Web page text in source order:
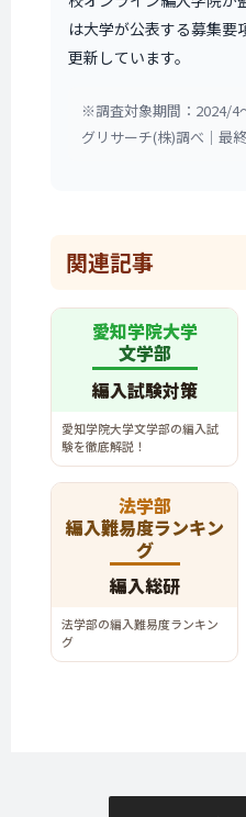
は大学が公表する募集要
更新しています。
※調査対象期間：2024/4
グリサーチ(株)調べ｜最
関連記事
愛知学院大学
文学部
編入試験対策
愛知学院大学文学部の編入試
験を徹底解説！
法学部
編入難易度ランキン
グ
編入総研
法学部の編入難易度ランキン
グ